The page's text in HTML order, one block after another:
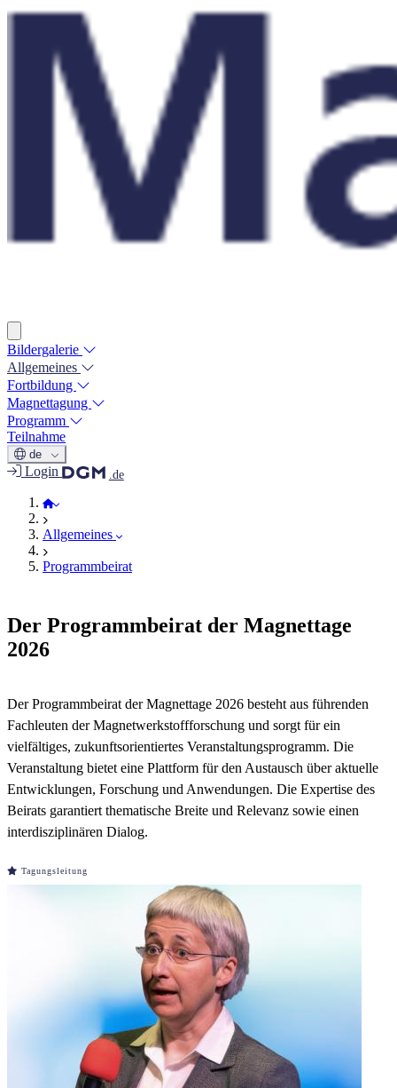
Bildergalerie
Allgemeines
Fortbildung
Magnettagung
Programm
Teilnahme
de
Login .de
Magnettage 2026
Allgemeines
Programmbeirat
Der Programmbeirat der Magnettage
2026
Der Programmbeirat der Magnettage 2026 besteht aus führenden
Fachleuten der Magnetwerkstoffforschung und sorgt für ein
vielfältiges, zukunftsorientiertes Veranstaltungsprogramm. Die
Veranstaltung bietet eine Plattform für den Austausch über aktuelle
Entwicklungen, Forschung und Anwendungen. Die Expertise des
Beirats garantiert thematische Breite und Relevanz sowie einen
interdisziplinären Dialog.
Tagungsleitung